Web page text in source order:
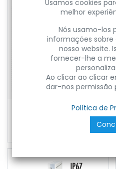
NEON LED S 9.6W 24V BLUE IP67
Usamos cookies
melhor
Nós usamo-los
informações sobre
nosso website.
fornecer-lhe a
Ao clicar ao clicar
dar-nos permissão
Política de